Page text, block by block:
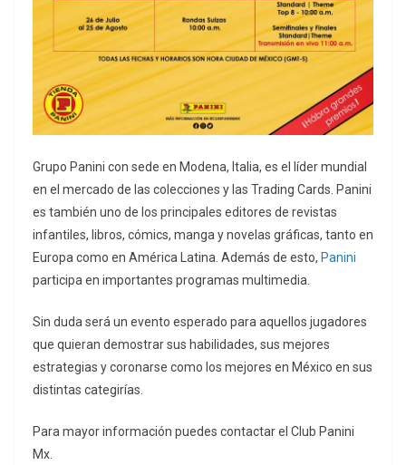
Grupo Panini con sede en Modena, Italia, es el líder mundial
en el mercado de las colecciones y las Trading Cards. Panini
es también uno de los principales editores de revistas
infantiles, libros, cómics, manga y novelas gráficas, tanto en
Europa como en América Latina. Además de esto, Panini
participa en importantes programas multimedia.
Sin duda será un evento esperado para aquellos jugadores
que quieran demostrar sus habilidades, sus mejores
estrategias y coronarse como los mejores en México en sus
distintas categirías.
Para mayor información puedes contactar el Club Panini
Mx.